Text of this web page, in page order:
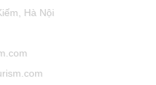
Hà Nội